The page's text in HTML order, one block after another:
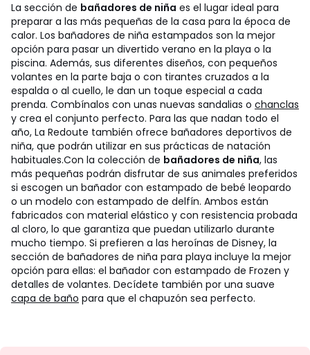
La sección de bañadores de niña es el lugar ideal para
preparar a las más pequeñas de la casa para la época de
calor. Los bañadores de niña estampados son la mejor
opción para pasar un divertido verano en la playa o la
piscina. Además, sus diferentes diseños, con pequeños
volantes en la parte baja o con tirantes cruzados a la
espalda o al cuello, le dan un toque especial a cada
prenda. Combínalos con unas nuevas sandalias o chanclas
y crea el conjunto perfecto. Para las que nadan todo el
año, La Redoute también ofrece bañadores deportivos de
niña, que podrán utilizar en sus prácticas de natación
habituales.Con la colección de bañadores de niña, las
más pequeñas podrán disfrutar de sus animales preferidos
si escogen un bañador con estampado de bebé leopardo
o un modelo con estampado de delfín. Ambos están
fabricados con material elástico y con resistencia probada
al cloro, lo que garantiza que puedan utilizarlo durante
mucho tiempo. Si prefieren a las heroínas de Disney, la
sección de bañadores de niña para playa incluye la mejor
opción para ellas: el bañador con estampado de Frozen y
detalles de volantes. Decídete también por una suave
capa de baño para que el chapuzón sea perfecto.